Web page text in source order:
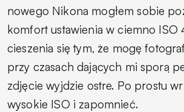
nowego Nikona mogłem sobie
komfort ustawienia w ciemno
cieszenia się tym, że mogę
przy czasach dających mi sporą
zdjęcie wyjdzie ostre. Po prostu
wysokie ISO i zapomnieć.